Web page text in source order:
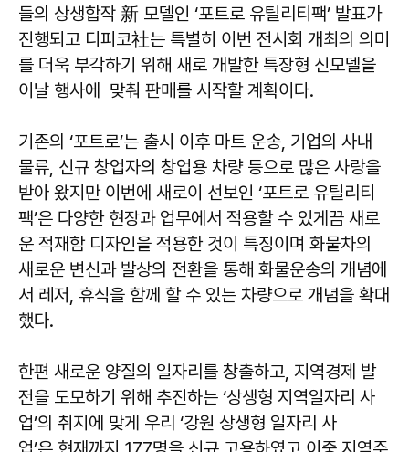
들의 상생합작 新 모델인 ‘포트로 유틸리티팩’ 발표가
진행되고 디피코社는 특별히 이번 전시회 개최의 의미
를 더욱 부각하기 위해 새로 개발한 특장형 신모델을
이날 행사에 맞춰 판매를 시작할 계획이다.
기존의 ‘포트로’는 출시 이후 마트 운송, 기업의 사내
물류, 신규 창업자의 창업용 차량 등으로 많은 사랑을
받아 왔지만 이번에 새로이 선보인 ‘포트로 유틸리티
팩’은 다양한 현장과 업무에서 적용할 수 있게끔 새로
운 적재함 디자인을 적용한 것이 특징이며 화물차의
새로운 변신과 발상의 전환을 통해 화물운송의 개념에
서 레저, 휴식을 함께 할 수 있는 차량으로 개념을 확대
했다.
한편 새로운 양질의 일자리를 창출하고, 지역경제 발
전을 도모하기 위해 추진하는 ‘상생형 지역일자리 사
업’의 취지에 맞게 우리 ‘강원 상생형 일자리 사